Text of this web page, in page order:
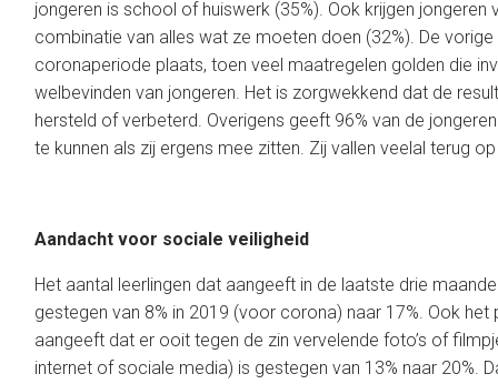
jongeren is school of huiswerk (35%). Ook krijgen
combinatie van alles wat ze moeten doen (32%). De
coronaperiode plaats, toen veel maatregelen golden die
welbevinden van jongeren. Het is zorgwekkend dat de
hersteld of verbeterd. Overigens geeft 96% van de
te kunnen als zij ergens mee zitten. Zij vallen veelal terug
Aandacht voor sociale veiligheid
Het aantal leerlingen dat aangeeft in de laatste drie
gestegen van 8% in 2019 (voor corona) naar 17%. Ook
aangeeft dat er ooit tegen de zin vervelende foto’s of
internet of sociale media) is gestegen van 13% naar 20%.